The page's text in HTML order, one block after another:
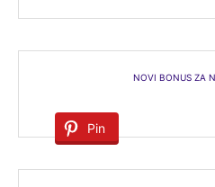
NOVI BONUS ZA
Pin